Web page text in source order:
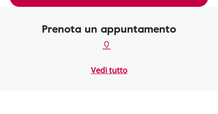
Prenota un appuntamento
Vedi tutto